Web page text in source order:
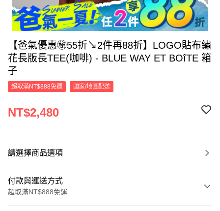
【爸氣優惠㊙55折↘2件再88折】LOGO貼布繡
花長版長TEE(咖啡) - BLUE WAY ET BOîTE 箱
子
超取滿NT$888免運 國家/地區配送
NT$2,480
請選擇商品選項
付款與運送方式
超取滿NT$888免運